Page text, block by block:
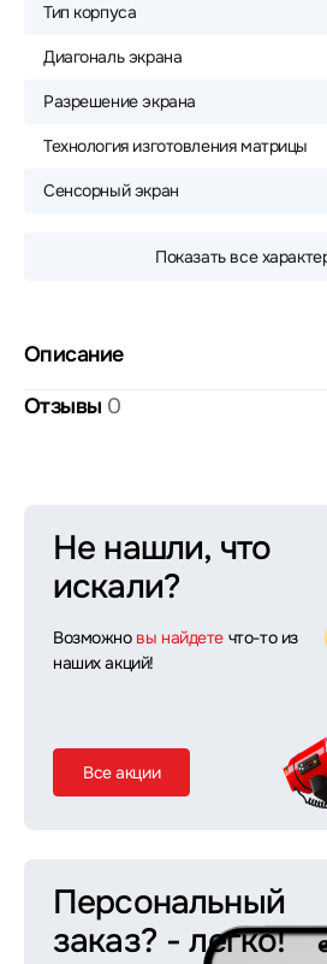
Тип корпуса
Диагональ экрана
Разрешение экрана
Технология изготовления матрицы
Сенсорный экран
Показать все
Описание
Отзывы 0
Не нашли, что
искали?
Возможно вы найдете что-то из
наших акций!
Все акции
Персональный
заказ? - легко!